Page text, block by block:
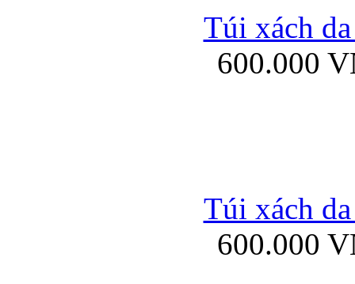
Ốp lưng silicon
Ốp lưng Samsung
Túi xách
600.000
Túi xách
600.000